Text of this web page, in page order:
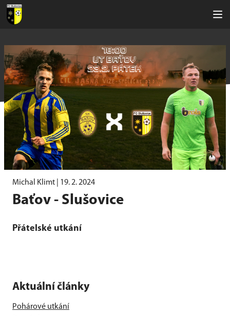
Michal Klimt | 19. 2. 2024
Baťov - Slušovice
Přátelské utkání
Aktuální články
Pohárové utkání